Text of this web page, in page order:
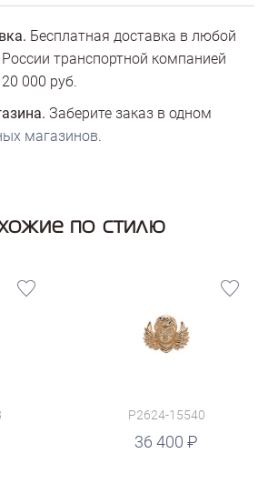
Бесплатная доставка в любой
транспортной компанией
000 руб.
Заберите заказ в одном
магазинов.
по стилю
P2624-15540
36 400